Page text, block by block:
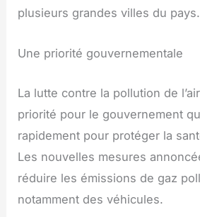
plusieurs grandes villes du pays.
Une priorité gouvernementale
La lutte contre la pollution de
priorité pour le gouvernement
rapidement pour protéger la
Les nouvelles mesures
réduire les émissions de gaz
notamment des véhicules.